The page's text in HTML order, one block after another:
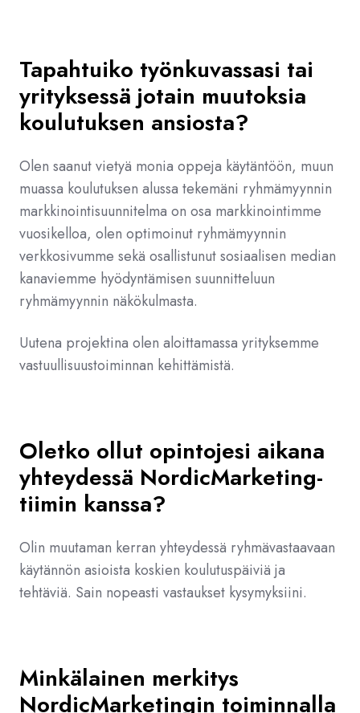
Tapahtuiko työnkuvassasi tai
yrityksessä jotain muutoksia
koulutuksen ansiosta?
Olen saanut vietyä monia oppeja käytäntöön, muun
muassa koulutuksen alussa tekemäni ryhmämyynnin
markkinointisuunnitelma on osa markkinointimme
vuosikelloa, olen optimoinut ryhmämyynnin
verkkosivumme sekä osallistunut sosiaalisen median
kanaviemme hyödyntämisen suunnitteluun
ryhmämyynnin näkökulmasta.
Uutena projektina olen aloittamassa yrityksemme
vastuullisuustoiminnan kehittämistä.
Oletko ollut opintojesi aikana
yhteydessä NordicMarketing-
tiimin kanssa?
Olin muutaman kerran yhteydessä ryhmävastaavaan
käytännön asioista koskien koulutuspäiviä ja
tehtäviä. Sain nopeasti vastaukset kysymyksiini.
Minkälainen merkitys
NordicMarketingin toiminnalla